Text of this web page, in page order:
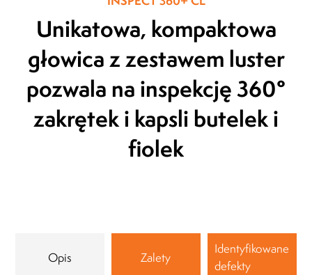
MLEKOVITA
Unikatowa, kompaktowa
głowica z zestawem luster
pozwala na inspekcję 360°
zakrętek i kapsli butelek i
fiolek
Opis Zalety
Identyfikowane
defekty